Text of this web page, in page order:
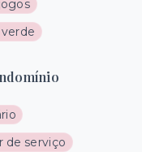
de serviço